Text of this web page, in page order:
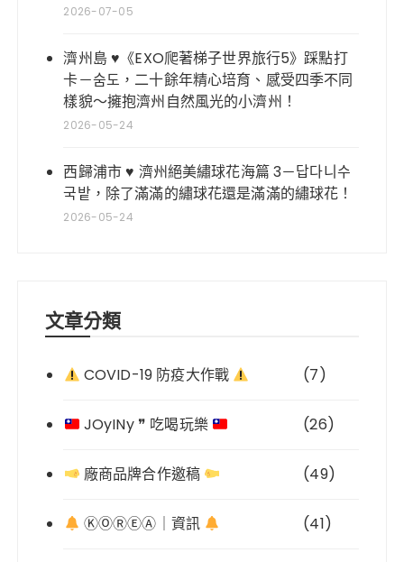
2026-07-05
濟州島 ♥《EXO爬著梯子世界旅行5》踩點打
卡－숨도，二十餘年精心培育、感受四季不同
樣貌～擁抱濟州自然風光的小濟州！
2026-05-24
西歸浦市 ♥ 濟州絕美繡球花海篇 3－답다니수
국밭，除了滿滿的繡球花還是滿滿的繡球花！
2026-05-24
文章分類
COVID-19 防疫大作戰 (7)
JOyINy ❞ 吃喝玩樂 (26)
廠商品牌合作邀稿 (49)
ⓀⓄⓇⒺⒶ｜資訊 (41)